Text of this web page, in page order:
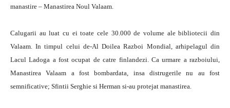
manastire – Manastirea Noul Valaam.
Calugarii au luat cu ei toate cele 30.000 de volume ale bibliotecii din
Valaam. In timpul celui de-Al Doilea Razboi Mondial, arhipelagul din
Lacul Ladoga a fost ocupat de catre finlandezi. Ca urmare a razboiului,
Manastirea Valaam a fost bombardata, insa distrugerile nu au fost
semnificative; Sfintii Serghie si Herman si-au protejat manastirea.